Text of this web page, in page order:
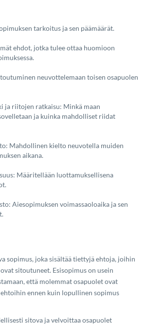
tarkoitus ja sen päämäärät.
ehdot, jotka tulee ottaa huomioon
neuvottelemaan toisen osapuolen
ja riitojen ratkaisu: Minkä maan
ja kuinka mahdolliset riidat
Mahdollinen kielto neuvotella muiden
aikana.
Määritellään luottamuksellisena
Aiesopimuksen voimassaoloaika ja sen
sopimus, joka sisältää tiettyjä ehtoja, joihin
sitoutuneet. Esisopimus on usein
että molemmat osapuolet ovat
ennen kuin lopullinen sopimus
sitova ja velvoittaa osapuolet